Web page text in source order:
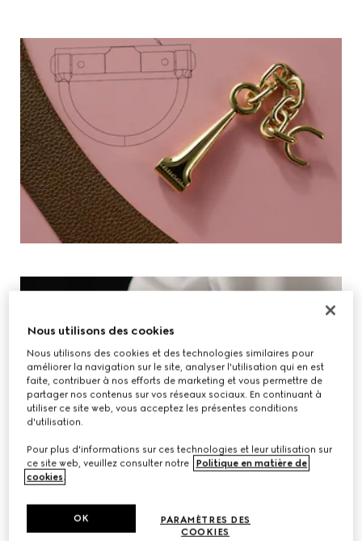
Nous utilisons des cookies
Nous utilisons des cookies et des technologies similaires pour
améliorer la navigation sur le site, analyser l'utilisation qui en est
faite, contribuer à nos efforts de marketing et vous permettre de
partager nos contenus sur vos réseaux sociaux. En continuant à
utiliser ce site web, vous acceptez les présentes conditions
d'utilisation.
Pour plus d'informations sur ces technologies et leur utilisation sur
ce site web, veuillez consulter notre
Politique en matière de
cookies.
PARAMÈTRES DES
COOKIES
OK